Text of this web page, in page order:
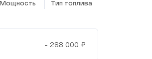
Мощность Тип топлива
- 288 000 ₽